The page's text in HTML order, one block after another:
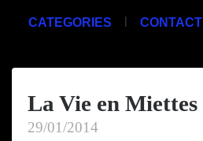
CATEGORIES | CONTACT
La Vie en Miettes
29/01/2014